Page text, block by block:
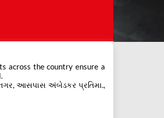
નગર, આસપાસ અંબેડકર પ્રતિમા.,